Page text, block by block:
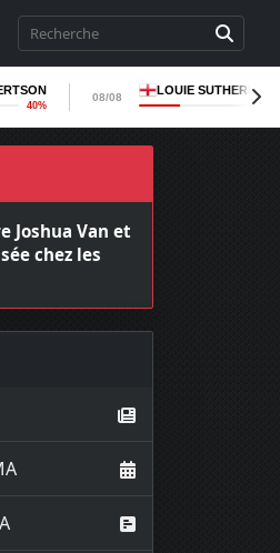
40%
08/08
LOUIE
Joshua Van et
chez les